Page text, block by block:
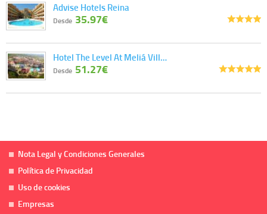
Advise Hotels Reina
Desde 35.97€
Hotel The Level At Meliá Vill…
Desde 51.27€
Nota Legal y Condiciones Generales
Política de Privacidad
Uso de cookies
Empresas